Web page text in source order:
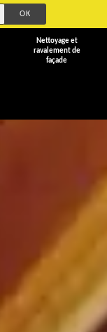
Nettoyage et
ravalement de
façade